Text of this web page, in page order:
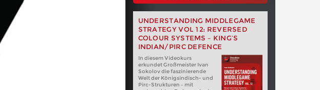
UNDERSTANDING MIDDLEGAME
STRATEGY VOL 12: REVERSED
COLOUR SYSTEMS – KING’S
INDIAN/PIRC DEFENCE
In diesem Videokurs
erkundet Großmeister Ivan
Sokolov die faszinierende
Welt der Königsindisch- und
Pirc-Strukturen – mit